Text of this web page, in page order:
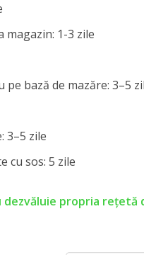
magazin: 1-3 zile
pe bază de mazăre: 3–5
3–5 zile
cu sos: 5 zile
dezvăluie propria reţetă